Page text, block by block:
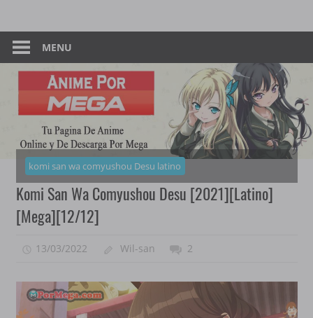
content
Anime
–
Por
Mega
Pagina
De
Descarga
Mega
MENU
komi san wa comyushou Desu latino
Komi San Wa Comyushou Desu [2021][Latino]
[Mega][12/12]
13/03/2022 Wil-san 2